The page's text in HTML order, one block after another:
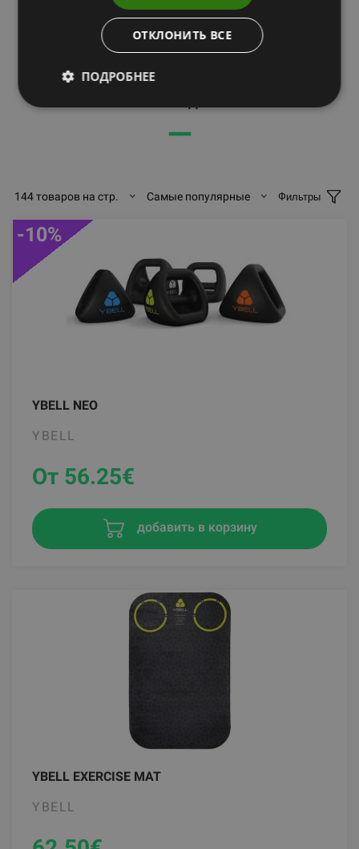
━━
144 товаров на стр. Самые популярные Фильтры
YBELL NEO
YBELL
-10%
От 56.25€
добавить в корзину
YBELL EXERCISE MAT
YBELL
ОТКЛОНИТЬ ВСЕ
ПОДРОБНЕЕ